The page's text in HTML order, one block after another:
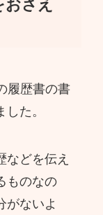
さえ
履歴書の書
た。
などを伝え
ものなの
がないよ